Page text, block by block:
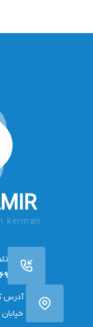
kerman
0913
آدرس
خیابان